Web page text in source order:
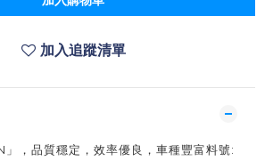
加入追蹤清單
，品質穩定，效率優良，車種豐富料號: